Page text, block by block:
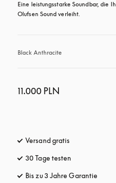
Eine leistungsstarke Soundbar, die
Olufsen Sound verleiht.
Black Anthracite
11.000 PLN
Versand gratis
30 Tage testen
Bis zu 3 Jahre Garantie